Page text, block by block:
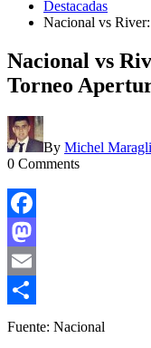
Destacadas
Nacional vs
Nacional vs
Torneo
By Michel
0 Comments
Facebook
Mastodon
Email
Compartir
Fuente: Nacional